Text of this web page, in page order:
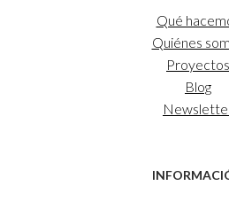
Qué
Quiénes
Proyectos
Blog